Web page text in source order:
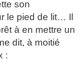
son
le pied de lit… Il
à en mettre un
dit, à moitié
: